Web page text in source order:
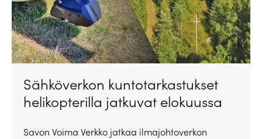
Sähköverkon kuntotarkastukset
helikopterilla jatkuvat elokuussa
Savon Voima Verkko jatkaa ilmajohtoverkon